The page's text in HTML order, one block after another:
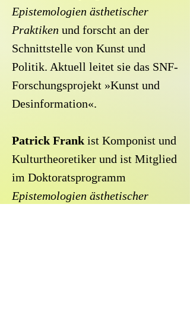
Epistemologien ästhetischer
Praktiken und forscht an der
Schnittstelle von Kunst und
Politik. Aktuell leitet sie das SNF-
Forschungsprojekt »Kunst und
Desinformation«.
Patrick Frank ist Komponist und
Kulturtheoretiker und ist Mitglied
im Doktoratsprogramm
Epistemologien ästhetischer